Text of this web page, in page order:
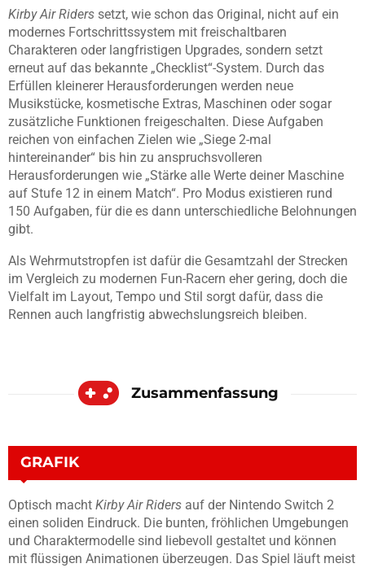
Kirby Air Riders setzt, wie schon das Original, nicht auf ein
modernes Fortschrittssystem mit freischaltbaren
Charakteren oder langfristigen Upgrades, sondern setzt
erneut auf das bekannte „Checklist“-System. Durch das
Erfüllen kleinerer Herausforderungen werden neue
Musikstücke, kosmetische Extras, Maschinen oder sogar
zusätzliche Funktionen freigeschalten. Diese Aufgaben
reichen von einfachen Zielen wie „Siege 2-mal
hintereinander“ bis hin zu anspruchsvolleren
Herausforderungen wie „Stärke alle Werte deiner Maschine
auf Stufe 12 in einem Match“. Pro Modus existieren rund
150 Aufgaben, für die es dann unterschiedliche Belohnungen
gibt.
Als Wehrmutstropfen ist dafür die Gesamtzahl der Strecken
im Vergleich zu modernen Fun-Racern eher gering, doch die
Vielfalt im Layout, Tempo und Stil sorgt dafür, dass die
Rennen auch langfristig abwechslungsreich bleiben.
Zusammenfassung
GRAFIK
Optisch macht Kirby Air Riders auf der Nintendo Switch 2
einen soliden Eindruck. Die bunten, fröhlichen Umgebungen
und Charaktermodelle sind liebevoll gestaltet und können
mit flüssigen Animationen überzeugen. Das Spiel läuft meist